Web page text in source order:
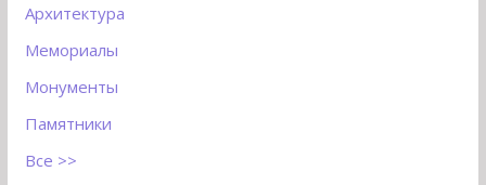
Архитектура
Мемориалы
Монументы
Памятники
Все >>